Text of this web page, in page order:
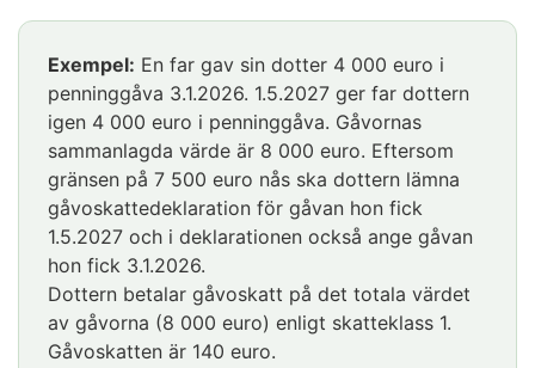
Exempel: En far gav sin dotter 4 000 euro i
penninggåva 3.1.2026. 1.5.2027 ger far dottern
igen 4 000 euro i penninggåva. Gåvornas
sammanlagda värde är 8 000 euro. Eftersom
gränsen på 7 500 euro nås ska dottern lämna
gåvoskattedeklaration för gåvan hon fick
1.5.2027 och i deklarationen också ange gåvan
hon fick 3.1.2026.
Dottern betalar gåvoskatt på det totala värdet
av gåvorna (8 000 euro) enligt skatteklass 1.
Gåvoskatten är 140 euro.